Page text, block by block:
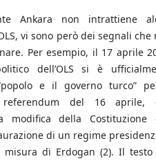
Ankara non intrattiene
vi sono però dei segnali che
Per esempio, il 17 aprile
dell’OLS si è
e il governo turco”
del 16 aprile,
modifica della Costituzione
di un regime
misura di Erdogan (2). Il testo